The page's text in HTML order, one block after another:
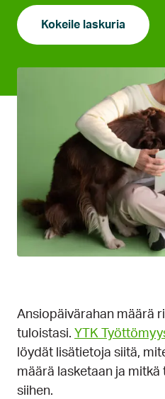
Kokeile laskuria
Ansiopäivärahan määrä
tuloistasi. YTK
löydät lisätietoja siitä,
määrä lasketaan ja
siihen.